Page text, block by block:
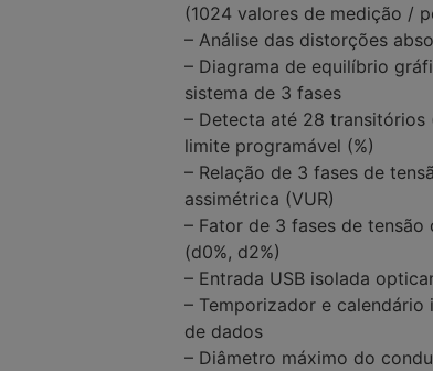
(1024 valores de medição /
– Análise das distorções
– Diagrama de equilíbrio
sistema de 3 fases
– Detecta até 28
limite programável (%)
– Relação de 3 fases de
assimétrica (VUR)
– Fator de 3 fases de
(d0%, d2%)
– Entrada USB isolada
– Temporizador e
de dados
– Diâmetro máximo do